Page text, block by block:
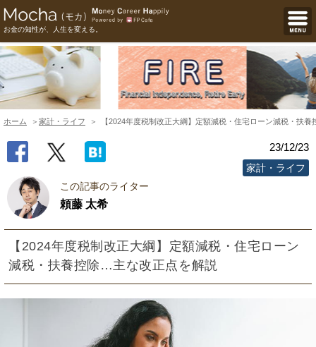
お金の知性が、人生を変える。
ホーム 家計・ライフ 【2024年度税制改正大綱】定額減税・住宅ローン減税・扶
23/12/23
家計・ライフ
この記事のライター
頼藤 太希
【2024年度税制改正大綱】定額減税・住宅ローン
減税・扶養控除…主な改正点を解説